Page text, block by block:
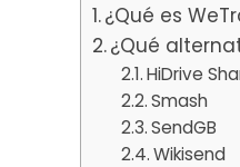
¿Qué es
¿Qué
HiDrive
Smash
SendGB
Wikisend